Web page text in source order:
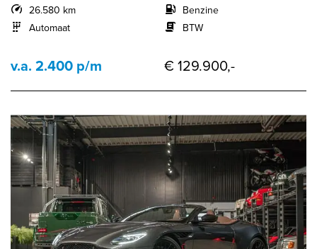
26.580 km
Automaat
Benzine
BTW
v.a. 2.400 p/m € 129.900,-